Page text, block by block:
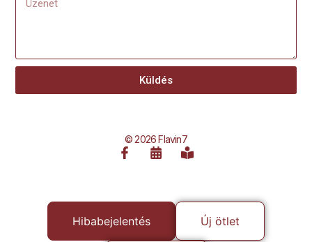
Küldés
© 2026 Flavin7
Hibabejelentés Új ötlet